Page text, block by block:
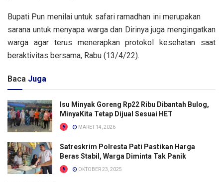
Bupati Pun menilai untuk safari ramadhan ini merupakan
sarana untuk menyapa warga dan Dirinya juga mengingatkan
warga agar terus menerapkan protokol kesehatan saat
beraktivitas bersama, Rabu (13/4/22).
Baca Juga
Isu Minyak Goreng Rp22 Ribu Dibantah Bulog,
MinyaKita Tetap Dijual Sesuai HET
MARET 14, 2026
Satreskrim Polresta Pati Pastikan Harga
Beras Stabil, Warga Diminta Tak Panik
OKTOBER 23, 2025